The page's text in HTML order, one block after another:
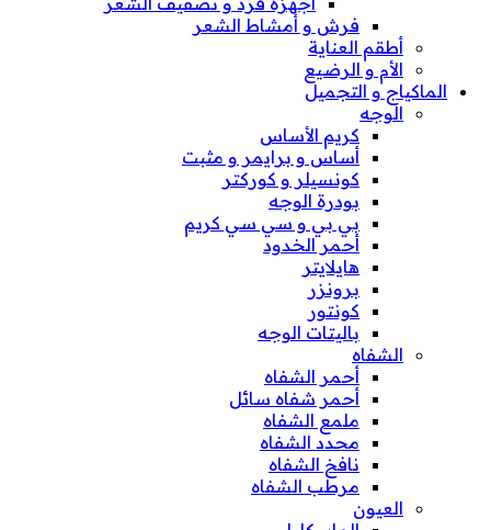
فرش و أمشاط الشعر
أطقم العناية
الأم و الرضيع
الماكياج و التجميل
الوجه
كريم الأساس
أساس و برايمر و مثبت
كونسيلر و كوركتر
بودرة الوجه
بي بي و سي سي كريم
أحمر الخدود
هايلايتر
برونزر
كونتور
باليتات الوجه
الشفاه
أحمر الشفاه
أحمر شفاه سائل
ملمع الشفاه
محدد الشفاه
نافخ الشفاه
مرطب الشفاه
العيون